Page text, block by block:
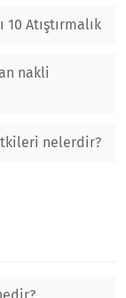
Atıştırmalık
nakli
nelerdir?